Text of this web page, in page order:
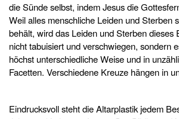
die Sünde selbst, indem Jesus die
Weil alles menschliche Leiden und Sterben
behält, wird das Leiden und Sterben dieses
nicht tabuisiert und verschwiegen, sondern
höchst unterschiedliche Weise und in
Facetten. Verschiedene Kreuze hängen in
Eindrucksvoll steht die Altarplastik jedem